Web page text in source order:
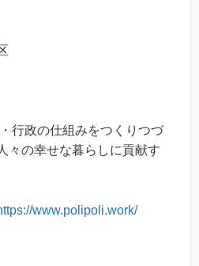
行政の仕組みをつくりつづ
々の幸せな暮らしに貢献す
www.polipoli.work/